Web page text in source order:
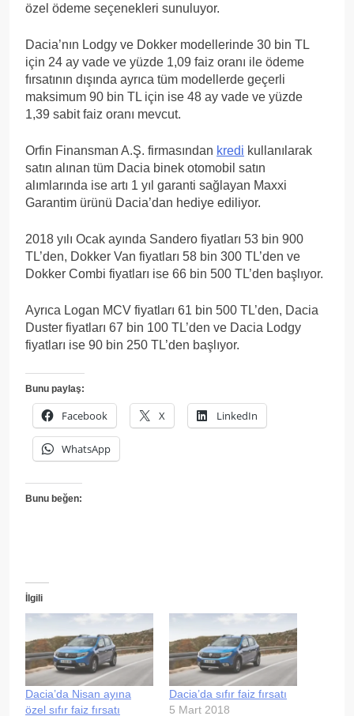
özel ödeme seçenekleri sunuluyor.
Dacia’nın Lodgy ve Dokker modellerinde 30 bin TL
için 24 ay vade ve yüzde 1,09 faiz oranı ile ödeme
fırsatının dışında ayrıca tüm modellerde geçerli
maksimum 90 bin TL için ise 48 ay vade ve yüzde
1,39 sabit faiz oranı mevcut.
Orfin Finansman A.Ş. firmasından kredi kullanılarak
satın alınan tüm Dacia binek otomobil satın
alımlarında ise artı 1 yıl garanti sağlayan Maxxi
Garantim ürünü Dacia’dan hediye ediliyor.
2018 yılı Ocak ayında Sandero fiyatları 53 bin 900
TL’den, Dokker Van fiyatları 58 bin 300 TL’den ve
Dokker Combi fiyatları ise 66 bin 500 TL’den başlıyor.
Ayrıca Logan MCV fiyatları 61 bin 500 TL’den, Dacia
Duster fiyatları 67 bin 100 TL’den ve Dacia Lodgy
fiyatları ise 90 bin 250 TL’den başlıyor.
Bunu paylaş:
Facebook X LinkedIn
WhatsApp
Bunu beğen:
İlgili
Dacia’da Nisan ayına
özel sıfır faiz fırsatı
Dacia’da sıfır faiz fırsatı
5 Mart 2018